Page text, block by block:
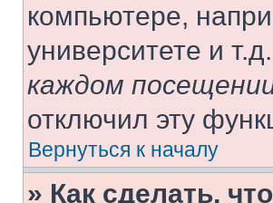
компьютере,
университете и
каждом
отключил эту
Вернуться к началу
» Как сделать,